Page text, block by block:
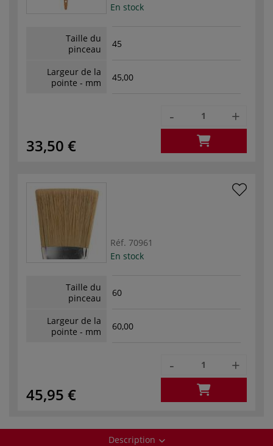
En stock
Taille du
pinceau
45
Largeur de la
pointe - mm
45,00
33,50 €
- +
Réf. 70961
En stock
Taille du
pinceau
60
Largeur de la
pointe - mm
60,00
45,95 €
- +
Description